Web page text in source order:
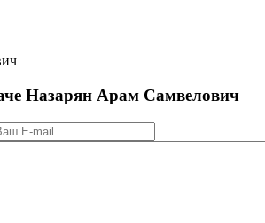
Назарян Арам Самвелович